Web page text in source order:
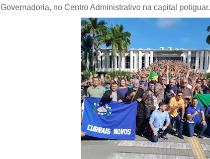
Governadoria, no Centro Administrativo na capital potiguar.